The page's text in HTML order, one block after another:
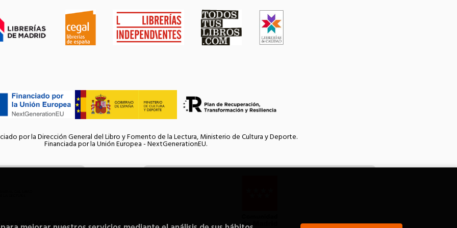
por la Dirección General del Libro y Fomento de la Lectura, Ministerio de Cultura y Deporte.
Financiada por la Unión Europea - NextGenerationEU.
del Ministerio de